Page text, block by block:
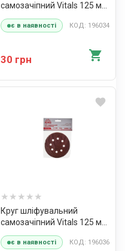
самозачіпний Vitals 125 мм,
8 отв., з. – 60, 5 од.
є в наявності КОД: 196034
30 грн
Круг шліфувальний
самозачіпний Vitals 125 мм,
8 отв., з. – 100, 5 од.
є в наявності КОД: 196036